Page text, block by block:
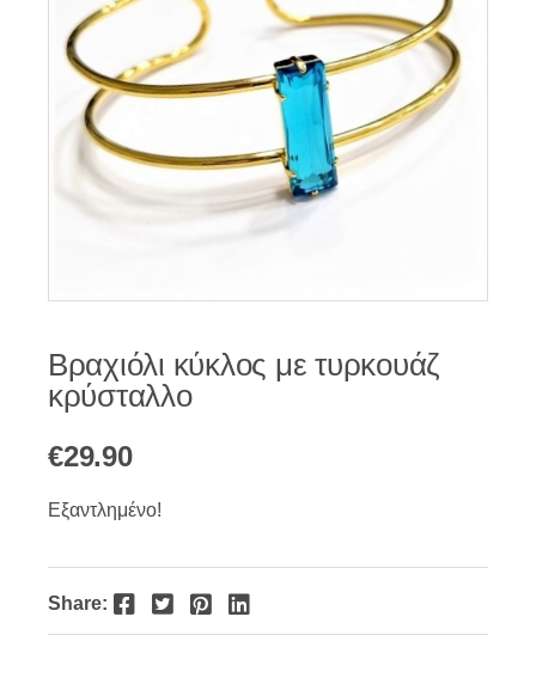
Βραχιόλι κύκλος με τυρκουάζ
κρύσταλλο
€29.90
Εξαντλημένο!
Share: Facebook Twitter Pinterest LinkedIn